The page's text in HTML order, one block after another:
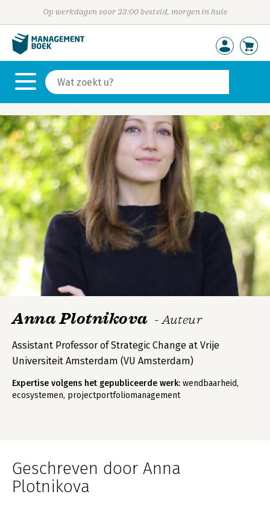
Op werkdagen voor 23:00 besteld, morgen in huis
Anna Plotnikova - Auteur
Assistant Professor of Strategic Change at Vrije
Universiteit Amsterdam (VU Amsterdam)
Expertise volgens het gepubliceerde werk: wendbaarheid,
ecosystemen, projectportfoliomanagement
Geschreven door Anna
Plotnikova